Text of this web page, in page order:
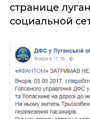
странице
социальной